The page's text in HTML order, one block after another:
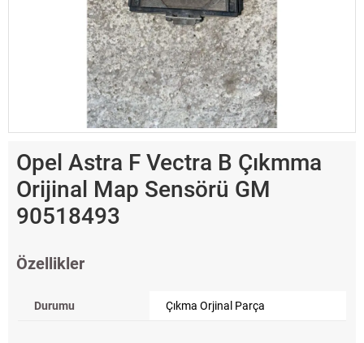
Opel Astra F Vectra B Çıkmma
Orijinal Map Sensörü GM
90518493
Özellikler
Durumu Çıkma Orjinal Parça